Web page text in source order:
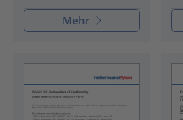
Mehr